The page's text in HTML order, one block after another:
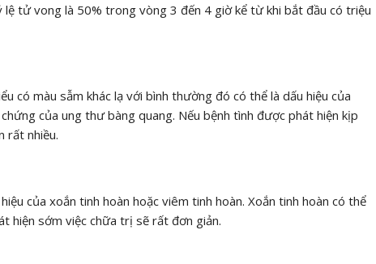
tử vong là 50% trong vòng 3 đến 4 giờ kể từ khi bắt đầu có triệu
có màu sẫm khác lạ với bình thường đó có thể là dấu hiệu của
của ung thư bàng quang. Nếu bệnh tình được phát hiện kịp
rất nhiều.
của xoắn tinh hoàn hoặc viêm tinh hoàn. Xoắn tinh hoàn có thể
hiện sớm việc chữa trị sẽ rất đơn giản.